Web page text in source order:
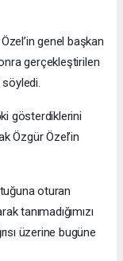
genel başkan
gerçekleştirilen
gösterdiklerini
Özgür Özel’in
oturan
tanımadığımızı
üzerine bugüne